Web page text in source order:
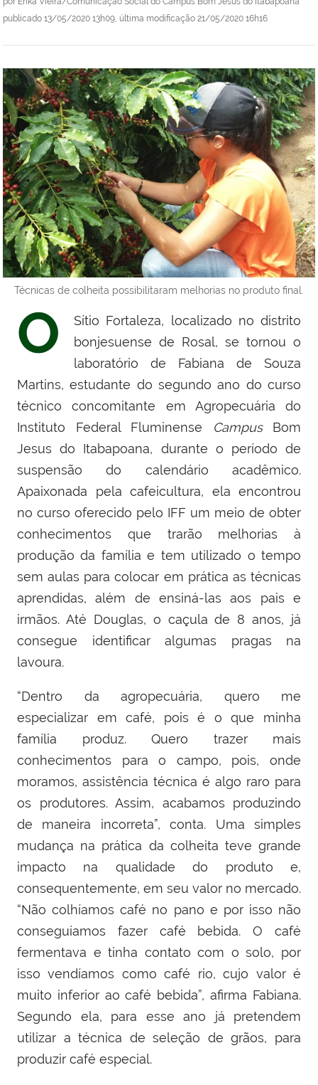
publicado 13/05/2020 13h09, última modificação 21/05/2020 16h16
Técnicas de colheita possibilitaram melhorias no produto final.
O
Sítio Fortaleza, localizado no distrito
bonjesuense de Rosal, se tornou o
laboratório de Fabiana de Souza
Martins, estudante do segundo ano do curso
técnico concomitante em Agropecuária do
Instituto Federal Fluminense
Campus Bom
Jesus do Itabapoana, durante o período de
suspensão do calendário acadêmico.
Apaixonada pela cafeicultura, ela encontrou
no curso oferecido pelo IFF um meio de obter
conhecimentos que trarão melhorias à
produção da família e tem utilizado o tempo
sem aulas para colocar em prática as técnicas
aprendidas, além de ensiná-las aos pais e
irmãos. Até Douglas, o caçula de 8 anos, já
consegue identificar algumas pragas na
lavoura.
“Dentro da agropecuária, quero me
especializar em café, pois é o que minha
família produz. Quero trazer mais
conhecimentos para o campo, pois, onde
moramos, assistência técnica é algo raro para
os produtores. Assim, acabamos produzindo
de maneira incorreta”, conta. Uma simples
mudança na prática da colheita teve grande
impacto na qualidade do produto e,
consequentemente, em seu valor no mercado.
“Não colhíamos café no pano e por isso não
conseguíamos fazer café bebida. O café
fermentava e tinha contato com o solo, por
isso vendíamos como café rio, cujo valor é
muito inferior ao café bebida”, afirma Fabiana.
Segundo ela, para esse ano já pretendem
utilizar a técnica de seleção de grãos, para
produzir café especial.